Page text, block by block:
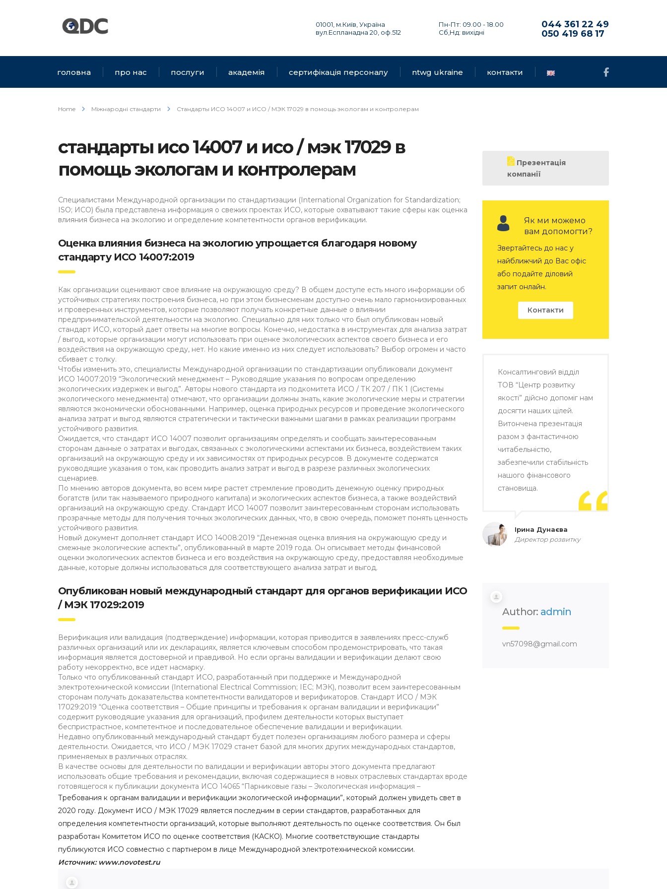
044 361 22 49
050 419 68 17
Пн-Пт: 09.00 - 18.00
Сб,Нд: вихідні
01001, м.Київ, Україна
вул.Еспланадна 20, оф.512
головна про нас послуги академія сертифікація персоналу ntwg ukraine контакти
Home Міжнародні стандарти Стандарты ИСО 14007 и ИСО / МЭК 17029 в помощь экологам и контролерам
стандарты исо 14007 и исо / мэк 17029 в
помощь экологам и контролерам
Специалистами Международной организации по стандартизации (International Organization for Standardization;
ISO; ИСО) была представлена информация о свежих проектах ИСО, которые охватывают такие сферы как оценка
влияния бизнеса на экологию и определение компетентности органов верификации.
Оценка влияния бизнеса на экологию упрощается благодаря новому
стандарту ИСО 14007:2019
Как организации оценивают свое влияние на окружающую среду? В общем доступе есть много информации об
устойчивых стратегиях построения бизнеса, но при этом бизнесменам доступно очень мало гармонизированных
и проверенных инструментов, которые позволяют получать конкретные данные о влиянии
предпринимательской деятельности на экологию. Специально для них только что был опубликован новый
стандарт ИСО, который дает ответы на многие вопросы. Конечно, недостатка в инструментах для анализа затрат
/ выгод, которые организации могут использовать при оценке экологических аспектов своего бизнеса и его
воздействия на окружающую среду, нет. Но какие именно из них следует использовать? Выбор огромен и часто
сбивает с толку.
Чтобы изменить это, специалисты Международной организации по стандартизации опубликовали документ
ИСО 14007:2019 “Экологический менеджмент – Руководящие указания по вопросам определению
экологических издержек и выгод”. Авторы нового стандарта из подкомитета ИСО / ТК 207 / ПК 1 (Системы
экологического менеджмента) отмечают, что организации должны знать, какие экологические меры и стратегии
являются экономически обоснованными. Например, оценка природных ресурсов и проведение экологического
анализа затрат и выгод являются стратегически и тактически важными шагами в рамках реализации программ
устойчивого развития.
Ожидается, что стандарт ИСО 14007 позволит организациям определять и сообщать заинтересованным
сторонам данные о затратах и выгодах, связанных с экологическими аспектами их бизнеса, воздействием таких
организаций на окружающую среду и их зависимостях от природных ресурсов. В документе содержатся
руководящие указания о том, как проводить анализ затрат и выгод в разрезе различных экологических
сценариев.
По мнению авторов документа, во всем мире растет стремление проводить денежную оценку природных
богатств (или так называемого природного капитала) и экологических аспектов бизнеса, а также воздействий
организаций на окружающую среду. Стандарт ИСО 14007 позволит заинтересованным сторонам использовать
прозрачные методы для получения точных экологических данных, что, в свою очередь, поможет понять ценность
устойчивого развития.
Новый документ дополняет стандарт ИСО 14008:2019 “Денежная оценка влияния на окружающую среду и
смежные экологические аспекты”, опубликованный в марте 2019 года. Он описывает методы финансовой
оценки экологических аспектов бизнеса и его воздействия на окружающую среду, предоставляя необходимые
данные, которые должны использоваться для соответствующего анализа затрат и выгод.
Опубликован новый международный стандарт для органов верификации ИСО
/ МЭК 17029:2019
Верификация или валидация (подтверждение) информации, которая приводится в заявлениях пресс-служб
различных организаций или их декларациях, является ключевым способом продемонстрировать, что такая
информация является достоверной и правдивой. Но если органы валидации и верификации делают свою
работу некорректно, все идет насмарку.
Только что опубликованный стандарт ИСО, разработанный при поддержке и Международной
электротехнической комиссии (International Electrical Commission; IEC; МЭК), позволит всем заинтересованным
сторонам получать доказательства компетентности валидаторов и верификаторов. Стандарт ИСО / МЭК
17029:2019 “Оценка соответствия – Общие принципы и требования к органам валидации и верификации”
содержит руководящие указания для организаций, профилем деятельности которых выступает
беспристрастное, компетентное и последовательное обеспечение валидации и верификации.
Недавно опубликованный международный стандарт будет полезен организациям любого размера и сферы
деятельности. Ожидается, что ИСО / МЭК 17029 станет базой для многих других международных стандартов,
применяемых в различных отраслях.
В качестве основы для деятельности по валидации и верификации авторы этого документа предлагают
использовать общие требования и рекомендации, включая содержащиеся в новых отраслевых стандартах вроде
готовящегося к публикации документа ИСО 14065 “Парниковые газы – Экологическая информация –
Требования к органам валидации и верификации экологической информации”, который должен увидеть свет в
2020 году. Документ ИСО / МЭК 17029 является последним в серии стандартов, разработанных для
определения компетентности организаций, которые выполняют деятельность по оценке соответствия. Он был
разработан Комитетом ИСО по оценке соответствия (КАСКО). Многие соответствующие стандарты
публикуются ИСО совместно с партнером в лице Международной электротехнической комиссии.
Источник: www.novotest.ru
Презентація
компанії
Як ми можемо
вам допомогти?
Звертайтесь до нас у
найближчий до Вас офіс
або подайте діловий
запит онлайн.
Контакти
Консалтинговий відділ
ТОВ “Центр розвитку
якості” дійсно допоміг нам
досягти наших цілей.
Витончена презентація
разом з фантастичною
читабельністю,
забезпечили стабільність
нашого фінансового
становища.
Ірина Дунаєва
Директор розвитку
Author: admin
vn57098@gmail.com